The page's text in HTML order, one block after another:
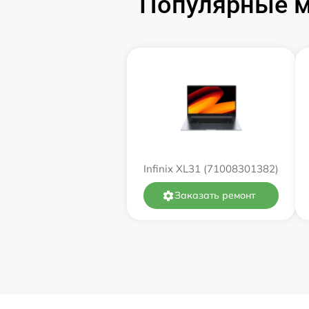
Замена оперативной памяти
Замена системы охлаждения
Замена термопасты
Замена экрана
Замена северного моста
Infinix XL31 (71008301382)
Заказать ремонт